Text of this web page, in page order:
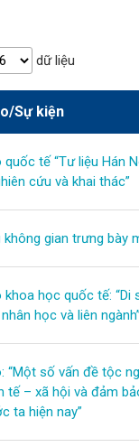
dữ liệu
Sự kiện
quốc tế “Tư liệu Hán
cứu và khai thác”
gian trưng bày
khoa học quốc tế: “Di
học và liên ngành”
“Một số vấn đề tộc
tế – xã hội và đảm
ta hiện nay”